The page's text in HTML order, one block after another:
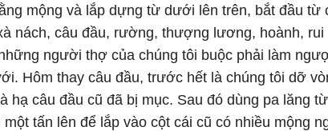
mộng và lắp dựng từ dưới lên trên, bắt đầu từ
nách, câu đầu, rường, thượng lương, hoành,
người thợ của chúng tôi buộc phải làm
Hôm thay câu đầu, trước hết là chúng tôi dỡ
hạ câu đầu cũ đã bị mục. Sau đó dùng pa lăng
một tấn lên để lắp vào cột cái cũ có nhiều mộng